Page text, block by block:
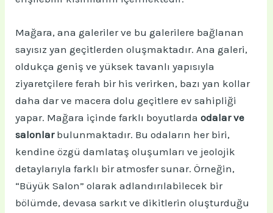
Mağara, ana galeriler ve bu galerilere bağlanan
sayısız yan geçitlerden oluşmaktadır. Ana galeri,
oldukça geniş ve yüksek tavanlı yapısıyla
ziyaretçilere ferah bir his verirken, bazı yan kollar
daha dar ve macera dolu geçitlere ev sahipliği
yapar. Mağara içinde farklı boyutlardaodalar ve
salonlarbulunmaktadır. Bu odaların her biri,
kendine özgü damlataş oluşumları ve jeolojik
detaylarıyla farklı bir atmosfer sunar. Örneğin,
“Büyük Salon” olarak adlandırılabilecek bir
bölümde, devasa sarkıt ve dikitlerin oluşturduğu